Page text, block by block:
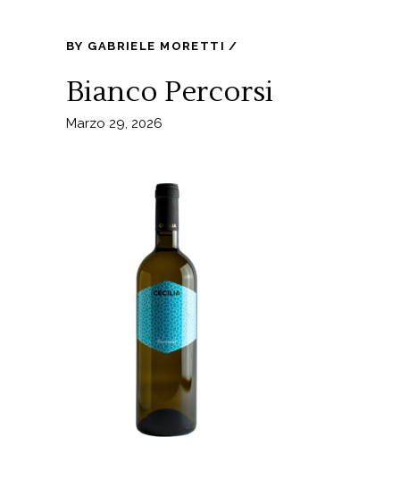
BY GABRIELE MORETTI
Bianco Percorsi
Marzo 29, 2026